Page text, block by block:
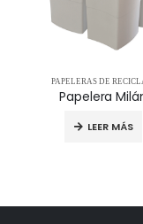
PAPELERAS DE
Papelera
LEER MÁS